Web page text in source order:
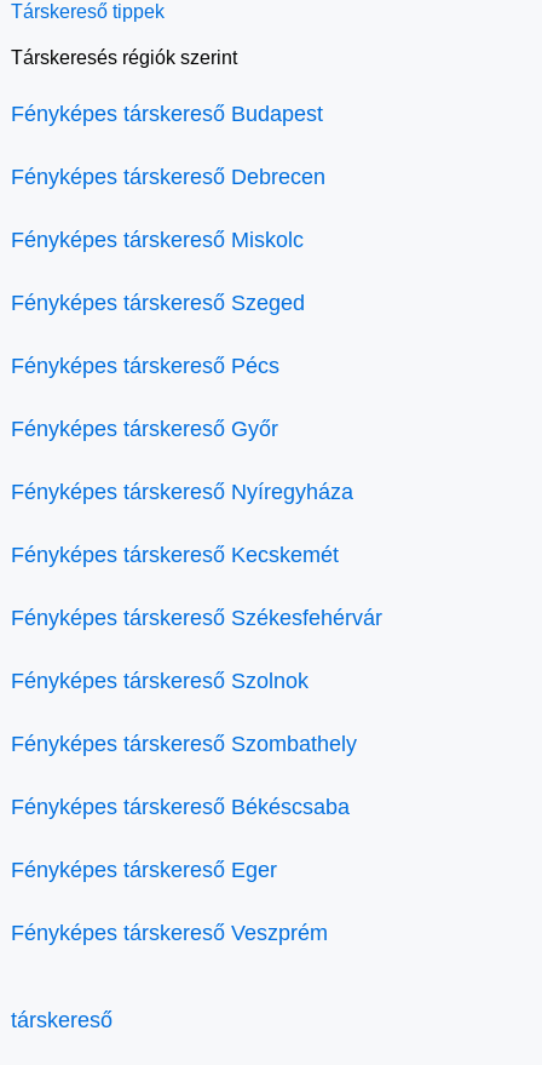
Társkereső tippek
Társkeresés régiók szerint
Fényképes társkereső Budapest
Fényképes társkereső Debrecen
Fényképes társkereső Miskolc
Fényképes társkereső Szeged
Fényképes társkereső Pécs
Fényképes társkereső Győr
Fényképes társkereső Nyíregyháza
Fényképes társkereső Kecskemét
Fényképes társkereső Székesfehérvár
Fényképes társkereső Szolnok
Fényképes társkereső Szombathely
Fényképes társkereső Békéscsaba
Fényképes társkereső Eger
Fényképes társkereső Veszprém
társkereső